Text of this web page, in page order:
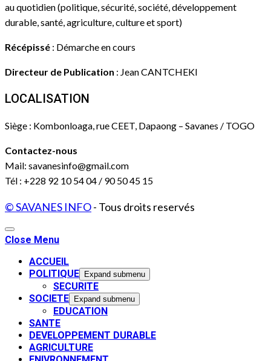
au quotidien (politique, sécurité, société, développement
durable, santé, agriculture, culture et sport)
Récépissé : Démarche en cours
Directeur de Publication : Jean CANTCHEKI
LOCALISATION
Siège : Kombonloaga, rue CEET, Dapaong – Savanes / TOGO
Contactez-nous
Mail: savanesinfo@gmail.com
Tél : +228 92 10 54 04 / 90 50 45 15
© SAVANES INFO- Tous droits reservés
Close Menu
ACCUEIL
POLITIQUE
Expand submenu
SECURITE
SOCIETE
Expand submenu
EDUCATION
SANTE
DEVELOPPEMENT DURABLE
AGRICULTURE